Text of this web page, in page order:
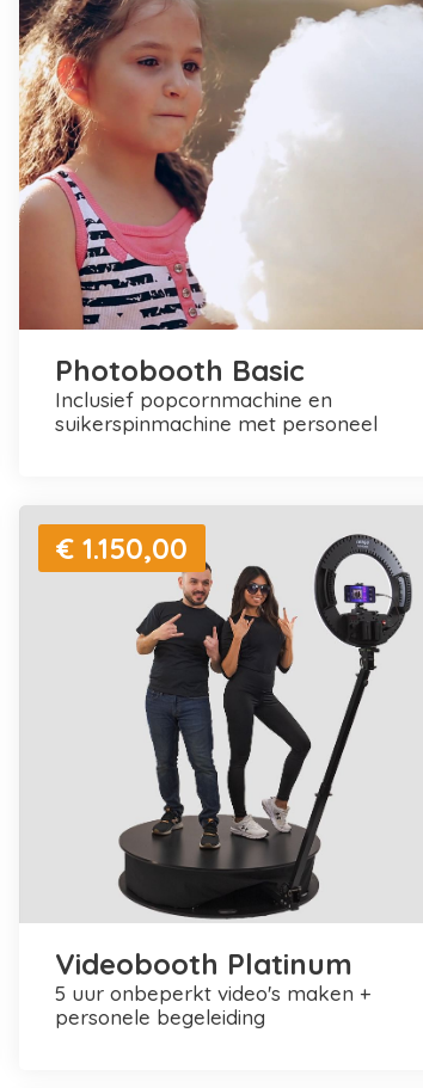
Photobooth Basic
inclusief popcornmachine en
suikerspinmachine met personeel
€ 1.150,00
Videobooth Platinum
5 uur onbeperkt video's maken +
personele begeleiding